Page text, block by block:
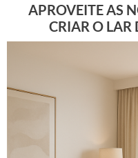
APROVEITE AS
CRIAR O LAR